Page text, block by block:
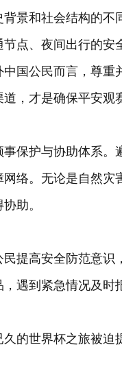
景和社会结构的
点、夜间出行的安
国公民而言，尊
，才是确保平安观
保护与协助体系
络。无论是自然
助。
提高安全防范意
遇到紧急情况及时
的世界杯之旅被